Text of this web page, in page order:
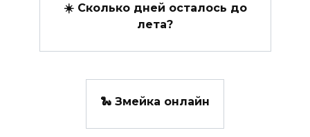
☀️ Сколько дней осталось до
лета?
🐍 Змейка онлайн